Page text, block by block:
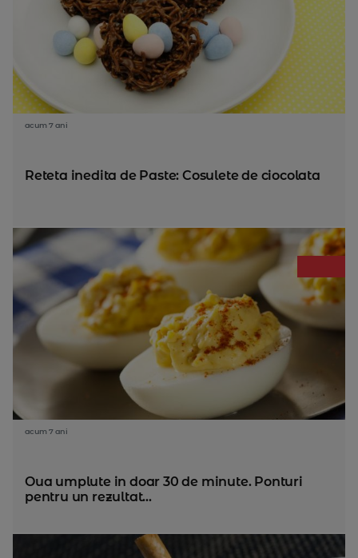
acum 7 ani
Reteta inedita de Paste: Cosulete de ciocolata
acum 7 ani
Oua umplute in doar 30 de minute. Ponturi
pentru un rezultat...